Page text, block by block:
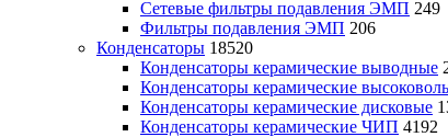
Сетевые фильтры подавления ЭМП 249
Фильтры подавления ЭМП 206
Конденсаторы 18520
Конденсаторы керамические выводные
Конденсаторы керамические
Конденсаторы керамические дисковые
Конденсаторы керамические ЧИП 4192